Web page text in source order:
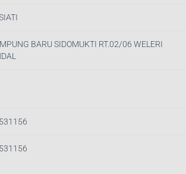
BARU SIDOMUKTI RT.02/06 WELERI